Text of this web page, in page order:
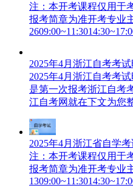
注：本开考课程仅用于
报考简章为准开考专业
2025年4月浙江自考考试
2025年4月浙江自考考
是第一次报考浙江自考
江自考网就在下文为您
2025年4月浙江省自学
注：本开考课程仅用于
报考简章为准开考专业